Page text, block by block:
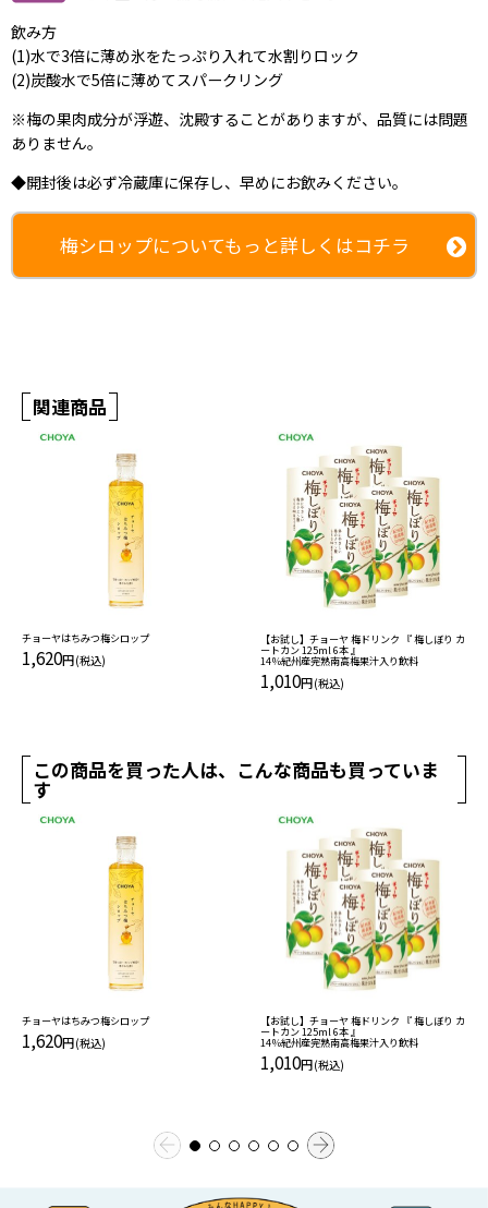
飲み方
(1)水で3倍に薄め氷をたっぷり入れて水割りロック
(2)炭酸水で5倍に薄めてスパークリング
※梅の果肉成分が浮遊、沈殿することがありますが、品質には問題
ありません。
◆開封後は必ず冷蔵庫に保存し、早めにお飲みください。
梅シロップについてもっと詳しくはコチラ
関連商品
チョーヤはちみつ梅シロップ
1,620円(税込)
【お試し】チョーヤ 梅ドリンク 『 梅しぼり カ
ートカン 125ml 6本 』
14％紀州産完熟南高梅果汁入り飲料
1,010円(税込)
この商品を買った人は、こんな商品も買っていま
す
チョーヤはちみつ梅シロップ
1,620円(税込)
【お試し】チョーヤ 梅ドリンク 『 梅しぼり カ
ートカン 125ml 6本 』
14％紀州産完熟南高梅果汁入り飲料
1,010円(税込)